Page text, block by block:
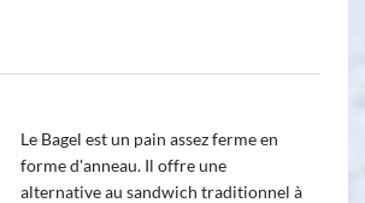
Le Bagel est un pain assez ferme en
forme d'anneau. Il offre une
alternative au sandwich traditionnel à